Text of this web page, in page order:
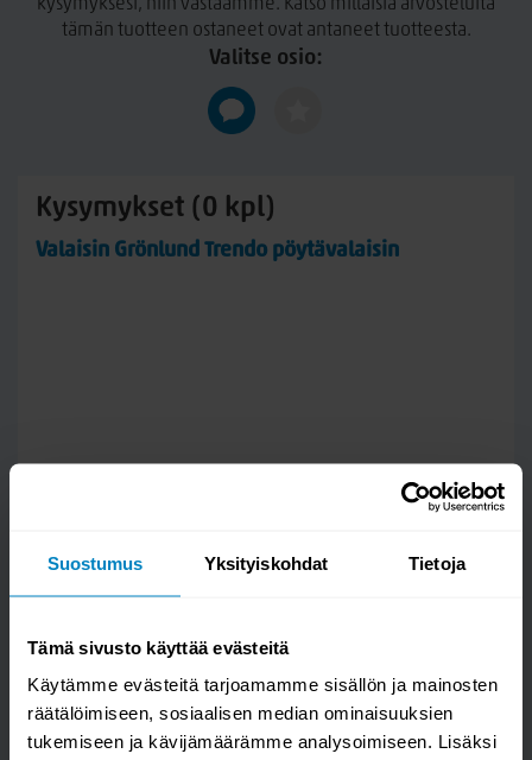
Suostumus Yksityiskohdat Tietoja
Tämä sivusto käyttää evästeitä
Käytämme evästeitä tarjoamamme sisällön ja mainosten
räätälöimiseen, sosiaalisen median ominaisuuksien
tukemiseen ja kävijämäärämme analysoimiseen. Lisäksi
kysymyksesi, niin vastaamme. Katso millaisia arvosteluita
tämän tuotteen ostaneet ovat antaneet tuotteesta.
Valitse osio:
Kysymykset (0 kpl)
Valaisin Grönlund Trendo pöytävalaisin